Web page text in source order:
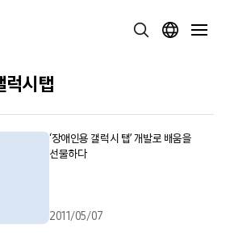
럭시탭
‘장애인용 갤럭시 탭’ 개발로 배움을
선물하다
2011/05/07